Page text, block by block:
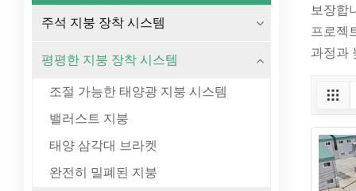
주석 지붕 장착 시스템
평평한 지붕 장착 시스템
조절 가능한 태양광 지붕 시스템
밸러스트 지붕
태양 삼각대 브라켓
완전히 밀폐된 지붕
보장합
프로젝
과정과